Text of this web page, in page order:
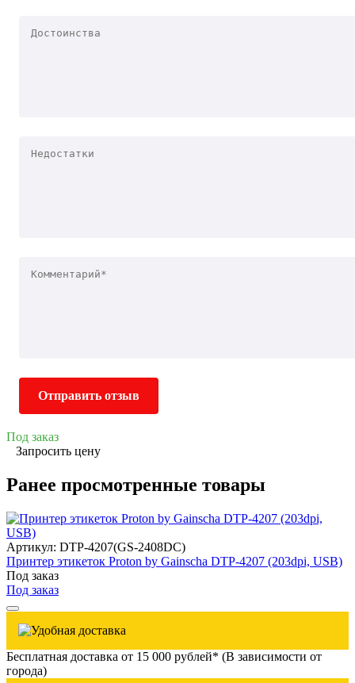
Отправить отзыв
Под заказ
Запросить цену
Ранее просмотренные товары
Артикул: DTP-4207(GS-2408DC)
Принтер этикеток Proton by Gainscha DTP-4207 (203dpi, USB)
Под заказ
Под заказ
Бесплатная доставка от 15 000 рублей* (В зависимости от
города)